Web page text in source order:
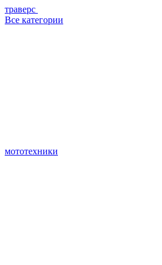
траверс
Все категории
мототехники